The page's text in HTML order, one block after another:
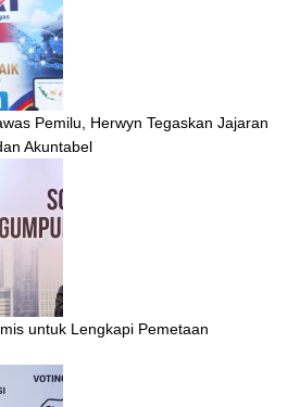
Pemilu, Herwyn Tegaskan Jajaran
Akuntabel
untuk Lengkapi Pemetaan